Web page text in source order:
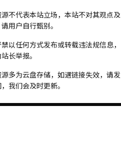
源不代表本站立场，本站不对其观点及
用户自行甄别。
禁以任何方式发布或转载违法规信息，
长举报。
源多为云盘存储，如遇链接失效，请发
我们会及时更新。